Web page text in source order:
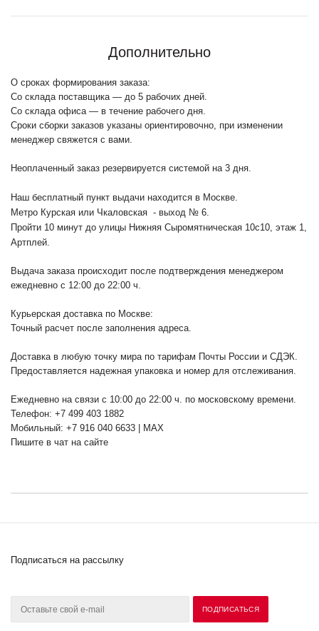
Дополнительно
О сроках формирования заказа:
Со склада поставщика — до 5 рабочих дней.
Со склада офиса — в течение рабочего дня.
Сроки сборки заказов указаны ориентировочно, при изменении
менеджер свяжется с вами.
Неоплаченный заказ резервируется системой на 3 дня.
Наш бесплатный пункт выдачи находится в Москве.
Метро Курская или Чкаловская - выход № 6.
Пройти 10 минут до улицы Нижняя Сыромятническая 10с10, этаж 1,
Артплей.
Выдача заказа происходит после подтверждения менеджером
ежедневно с 12:00 до 22:00 ч.
Курьерская доставка по Москве:
Точный расчет после заполнения адреса.
Доставка в любую точку мира по тарифам Почты России и СДЭК.
Предоставляется надежная упаковка и номер для отслеживания.
Ежедневно на связи с 10:00 до 22:00 ч. по московскому времени.
Телефон: +7 499 403 1882
Мобильный: +7 916 040 6633 | MAX
Пишите в чат на сайте
Подписаться на рассылку